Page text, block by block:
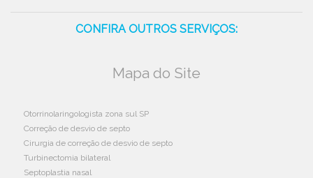
CONFIRA OUTROS SERVIÇOS:
Mapa do Site
Otorrinolaringologista zona sul SP
Correção de desvio de septo
Cirurgia de correção de desvio de septo
Turbinectomia bilateral
Septoplastia nasal